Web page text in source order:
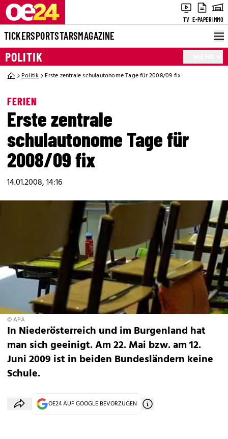
TV E-PAPERIMMO
TICKERSPORTSTARSMAGAZINE
POLITIK
Politik Erste zentrale schulautonome Tage für 2008/09 fix
FERIEN
Erste zentrale
schulautonome Tage für
2008/09 fix
14.01.2008, 14:16
© APA
In Niederösterreich und im Burgenland hat
man sich geeinigt. Am 22. Mai bzw. am 12.
Juni 2009 ist in beiden Bundesländern keine
Schule.
OE24 AUF GOOGLE BEVORZUGEN